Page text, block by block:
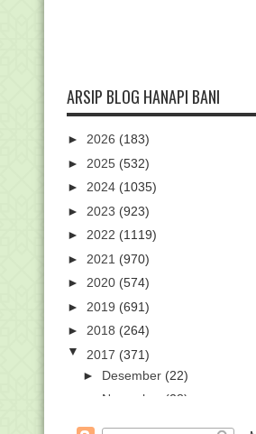
ARSIP BLOG HANAPI BANI
► 2026 (183)
► 2025 (532)
► 2024 (1035)
► 2023 (923)
► 2022 (1119)
► 2021 (970)
► 2020 (574)
► 2019 (691)
► 2018 (264)
▼ 2017 (371)
► Desember (22)
November
(28)